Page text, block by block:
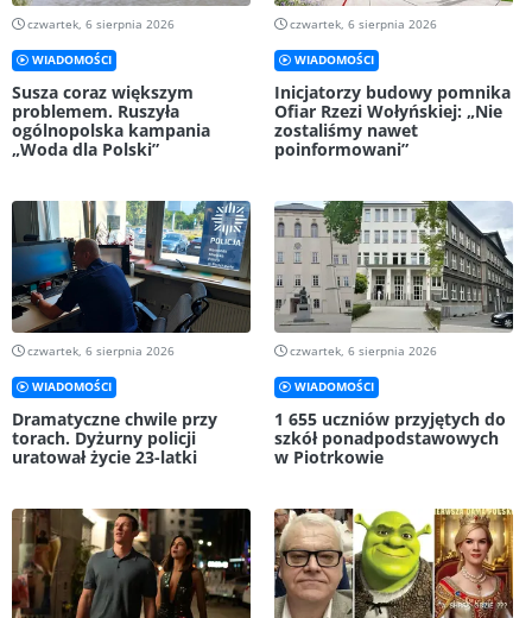
czwartek, 6 sierpnia 2026
WIADOMOŚCI
Susza coraz większym
problemem. Ruszyła
ogólnopolska kampania
„Woda dla Polski”
czwartek, 6 sierpnia 2026
WIADOMOŚCI
Inicjatorzy budowy pomnika
Ofiar Rzezi Wołyńskiej: „Nie
zostaliśmy nawet
poinformowani”
czwartek, 6 sierpnia 2026
WIADOMOŚCI
Dramatyczne chwile przy
torach. Dyżurny policji
uratował życie 23-latki
czwartek, 6 sierpnia 2026
WIADOMOŚCI
1 655 uczniów przyjętych do
szkół ponadpodstawowych
w Piotrkowie